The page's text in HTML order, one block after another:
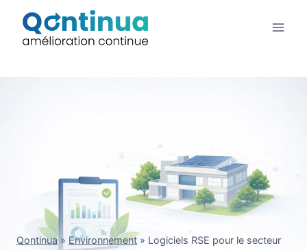
contenu
Qontinua» Environnement » Logiciels RSE pour le secteur